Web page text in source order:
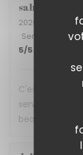
sabine
2026-07-08
-
Service
/5
5/5
C'est une
service
beaucoup